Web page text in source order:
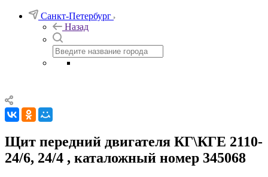
Санкт-Петербург
Назад
Щит передний двигателя КГ\КГЕ 2110-
24/6, 24/4 , каталожный номер 345068